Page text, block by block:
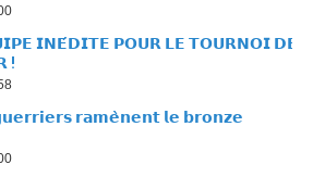
𝗜𝗡𝗘́𝗗𝗜𝗧𝗘 𝗣𝗢𝗨𝗥 𝗟𝗘 𝗧𝗢𝗨𝗥𝗡𝗢𝗜 𝗗𝗘
!
𝗿𝗮𝗺𝗲̀𝗻𝗲𝗻𝘁 𝗹𝗲 𝗯𝗿𝗼𝗻𝘇𝗲